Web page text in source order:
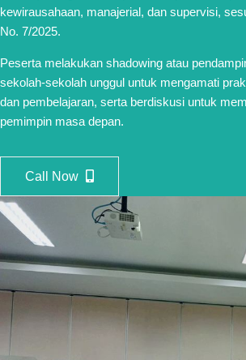
kewirausahaan, manajerial, dan supervisi,
No. 7/2025.
Peserta melakukan shadowing atau
sekolah-sekolah unggul untuk mengamati
dan pembelajaran, serta berdiskusi untuk
pemimpin masa depan.
Call Now